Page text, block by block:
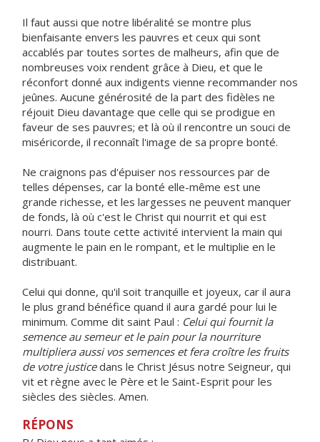
Il faut aussi que notre libéralité se montre plus
bienfaisante envers les pauvres et ceux qui sont
accablés par toutes sortes de malheurs, afin que de
nombreuses voix rendent grâce à Dieu, et que le
réconfort donné aux indigents vienne recommander nos
jeûnes. Aucune générosité de la part des fidèles ne
réjouit Dieu davantage que celle qui se prodigue en
faveur de ses pauvres; et là où il rencontre un souci de
miséricorde, il reconnaît l'image de sa propre bonté.
Ne craignons pas d'épuiser nos ressources par de
telles dépenses, car la bonté elle-même est une
grande richesse, et les largesses ne peuvent manquer
de fonds, là où c'est le Christ qui nourrit et qui est
nourri. Dans toute cette activité intervient la main qui
augmente le pain en le rompant, et le multiplie en le
distribuant.
Celui qui donne, qu'il soit tranquille et joyeux, car il aura
le plus grand bénéfice quand il aura gardé pour lui le
minimum. Comme dit saint Paul : Celui qui fournit la
semence au semeur et le pain pour la nourriture
multipliera aussi vos semences et fera croître les fruits
de votre justicedans le Christ Jésus notre Seigneur, qui
vit et règne avec le Père et le Saint-Esprit pour les
siècles des siècles. Amen.
RÉPONS